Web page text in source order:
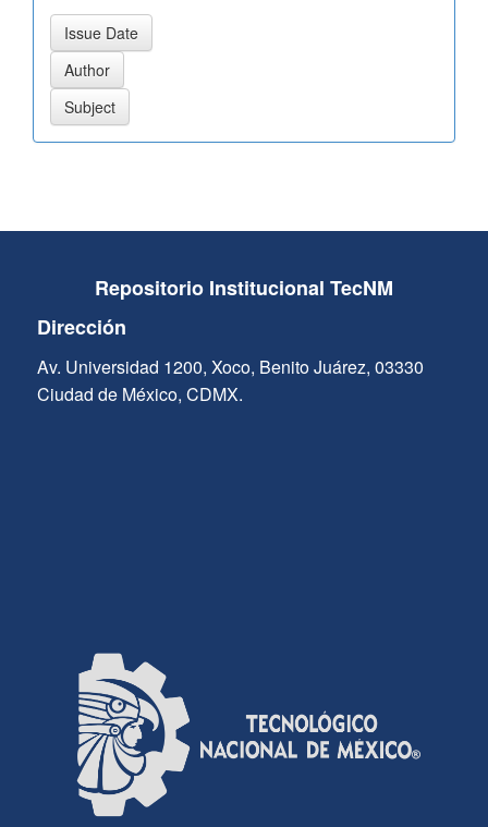
Repositorio Institucional TecNM
Dirección
Av. Universidad 1200, Xoco, Benito Juárez, 03330
Ciudad de México, CDMX.